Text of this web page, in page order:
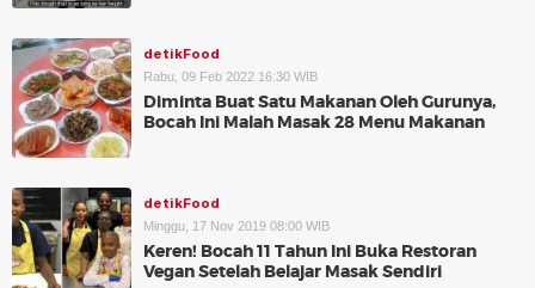
detikFood
Rabu, 09 Feb 2022 16:30 WIB
Diminta Buat Satu Makanan Oleh Gurunya,
Bocah Ini Malah Masak 28 Menu Makanan
detikFood
Minggu, 17 Nov 2019 08:00 WIB
Keren! Bocah 11 Tahun Ini Buka Restoran
Vegan Setelah Belajar Masak Sendiri